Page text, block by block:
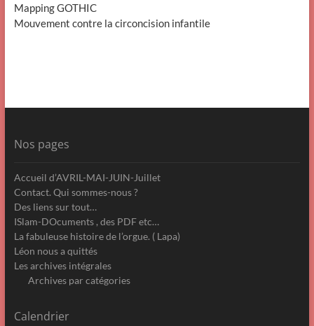
Mapping GOTHIC
Mouvement contre la circoncision infantile
Nos pages
Accueil d’AVRIL-MAI-JUIN-Juillet
Contact. Qui sommes-nous ?
Des liens sur tout…
ISlam-DOcuments , des PDF etc…
La fabuleuse histoire de l’orgue. ( Lapa)
Léon nous a quittés
Les archives intégrales
Archives par catégories
Calendrier